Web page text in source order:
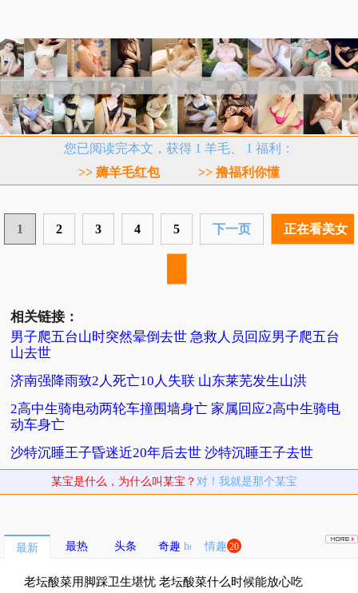
您已阅读完本文，获得 1 羊毛、 1 福利：
>> 薅羊毛红包
>> 撸福利你懂
1 2 3 4 5 下一页 正在看美女
相关链接：
男子爬五台山时突然晕倒去世 急救人员回应男子爬五台
山去世
济南强降雨致2人死亡10人失联 山东莱芜发生山洪
2高中生骑电动两轮车撞围墙身亡 家属回应2高中生骑电
动车身亡
沙特沉睡王子昏迷近20年后去世 沙特沉睡王子去世
某宝是什么，为什么叫某宝？ 对！我就是那个某宝
最新 最热 头条 奇趣 情趣 20
老坛酸菜用脚踩卫生堪忧 老坛酸菜什么时候能放心吃